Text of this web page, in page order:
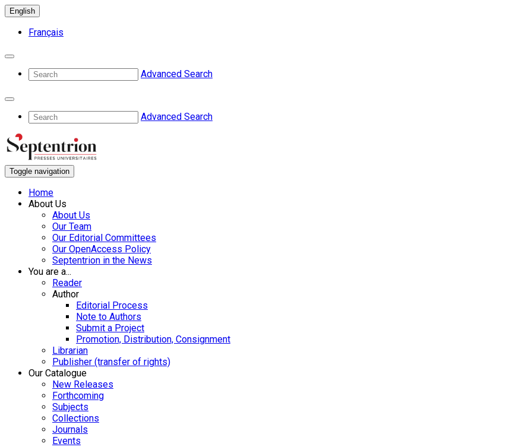
English
Français
Advanced Search
Advanced Search
Toggle navigation
Home
About Us
About Us
Our Team
Our Editorial Committees
Our OpenAccess Policy
Septentrion in the News
You are a...
Reader
Author
Editorial Process
Note to Authors
Submit a Project
Promotion, Distribution, Consignment
Librarian
Publisher (transfer of rights)
Our Catalogue
New Releases
Forthcoming
Subjects
Collections
Journals
Events